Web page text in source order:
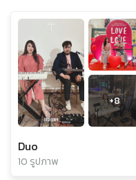
+8
Duo
10 รูปภาพ